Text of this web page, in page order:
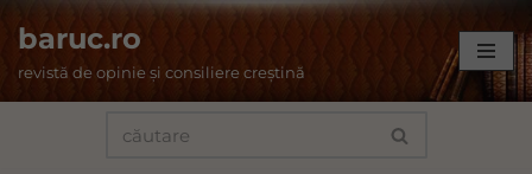
Sari
baruc.ro
revistă de opinie și consiliere creștină